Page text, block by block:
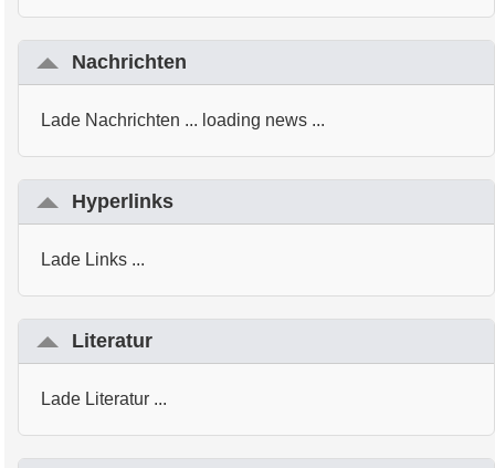
Nachrichten
Lade Nachrichten ... loading news ...
Hyperlinks
Lade Links ...
Literatur
Lade Literatur ...